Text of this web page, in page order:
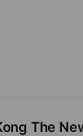
The